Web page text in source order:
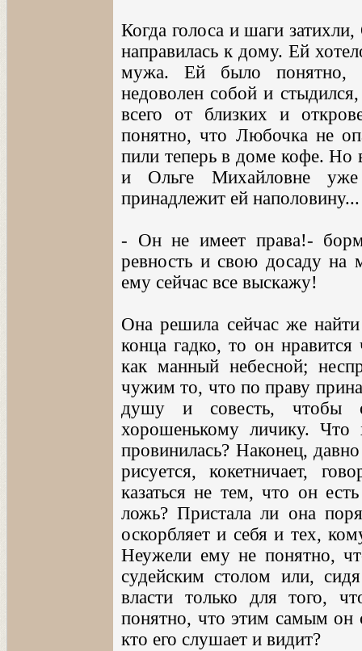
Когда голоса и шаги
направилась к дому. Ей
мужа. Ей было понятно,
недоволен собой и
всего от близких и
понятно, что Любочка не
пили теперь в доме кофе.
и Ольге Михайловне
принадлежит ей наполовину...
- Он не имеет права!-
ревность и свою досаду на
ему сейчас все выскажу!
Она решила сейчас же
конца гадко, то он
как манный небесной;
чужим то, что по праву
душу и совесть, чтобы
хорошенькому личику.
провинилась? Наконец,
рисуется, кокетничает,
казаться не тем, что он
ложь? Пристала ли она
оскорбляет и себя и тех,
Неужели ему не понятно,
судейским столом или,
власти только для того,
понятно, что этим самым он
кто его слушает и видит?